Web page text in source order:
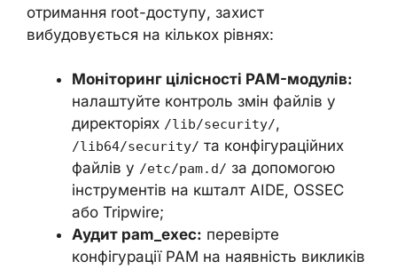
отримання root-доступу, захист
вибудовується на кількох рівнях:
Моніторинг цілісності PAM-модулів:
налаштуйте контроль змін файлів у
директоріях /lib/security/,
/lib64/security/ та конфігураційних
файлів у /etc/pam.d/ за допомогою
інструментів на кшталт AIDE, OSSEC
або Tripwire;
Аудит pam_exec: перевірте
конфігурації PAM на наявність викликів